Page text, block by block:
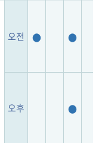
오전 ● ●
오후 ●